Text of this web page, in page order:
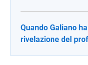
Quando Galiano
rivelazione del prof